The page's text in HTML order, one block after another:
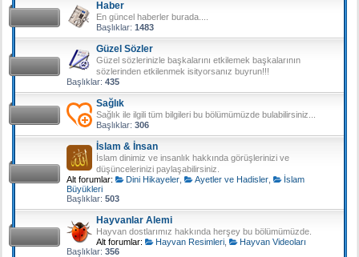
Haber
En güncel haberler burada....
Başlıklar: 1483
Güzel Sözler
Güzel sözlerinizle başkalarını etkilemek başkalarının
sözlerinden etkilenmek isityorsanız buyrun!!!
Başlıklar: 435
Sağlık
Sağlık ile ilgili tüm bilgileri bu bölümümüzde bulabilirsiniz...
Başlıklar: 306
İslam & İnsan
İslam dinimiz ve insanlık hakkında görüşlerinizi ve
düşüncelerinizi paylaşabilirsiniz.
Alt forumlar:
Dini Hikayeler, Ayetler ve Hadisler,
İslam
Büyükleri
Başlıklar: 503
Hayvanlar Alemi
Hayvan dostlarımız hakkında herşey bu bölümümüzde.
Alt forumlar:
Hayvan Resimleri,
Hayvan Videoları
Başlıklar: 356